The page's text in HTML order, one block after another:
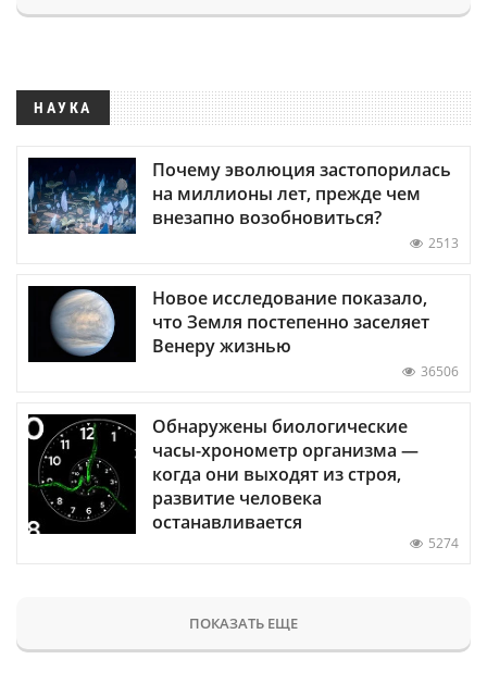
НАУКА
Почему эволюция застопорилась
на миллионы лет, прежде чем
внезапно возобновиться?
2513
Новое исследование показало,
что Земля постепенно заселяет
Венеру жизнью
36506
Обнаружены биологические
часы-хронометр организма —
когда они выходят из строя,
развитие человека
останавливается
5274
ПОКАЗАТЬ ЕЩЕ